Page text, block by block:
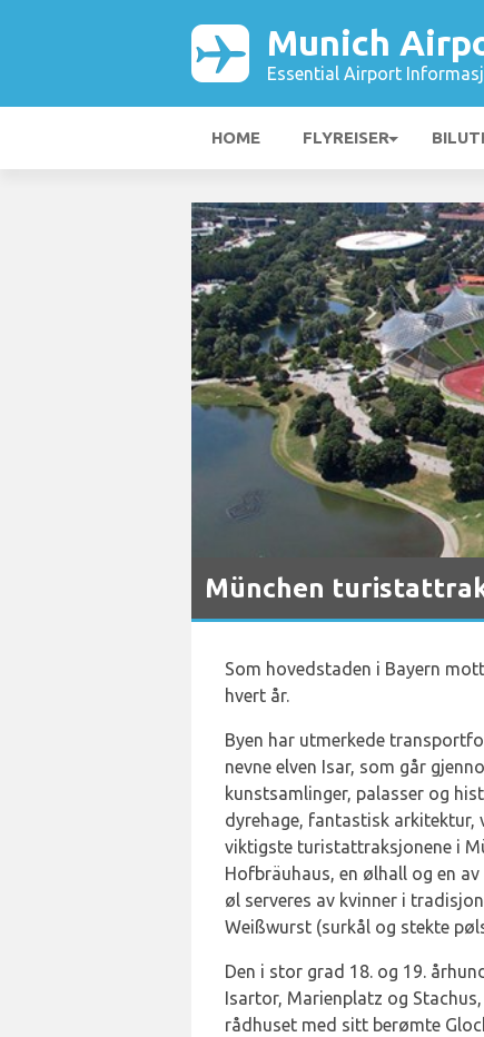
Munich
Essential Airport
HOME FLYREISER
München
Som hovedstaden i Bayern
hvert år.
Byen har utmerkede
nevne elven Isar, som går
kunstsamlinger, palasser og
dyrehage, fantastisk arkitektur,
viktigste turistattraksjonene i
Hofbräuhaus, en ølhall og en
øl serveres av kvinner i
Weißwurst (surkål og stekte
Den i stor grad 18. og 19.
Isartor, Marienplatz og
rådhuset med sitt berømte